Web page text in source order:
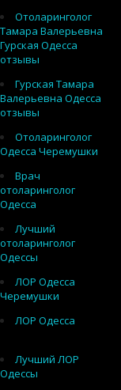
Отоларинголог
Тамара Валерьевна
Гурская Одесса
отзывы
Гурская Тамара
Валерьевна Одесса
отзывы
Отоларинголог
Одесса Черемушки
Врач
отоларинголог
Одесса
Лучший
отоларинголог
Одессы
ЛОР Одесса
Черемушки
ЛОР Одесса
Лучший ЛОР
Одессы